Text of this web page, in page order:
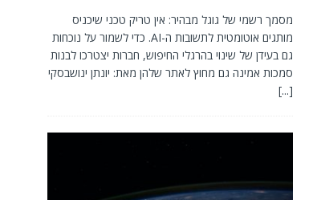
מסמך רשמי של גוגל מבהיר: אין טריק טכני שיכניס
מותגים אוטומטית לתשובות ה-AI. כדי לשמור על נוכחות
גם בעידן של שינוי בהרגלי החיפוש, חברות יצטרכו לבנות
סמכות אמינה גם מחוץ לאתר שלהן מאת: יונתן ינושבסקי
[...]